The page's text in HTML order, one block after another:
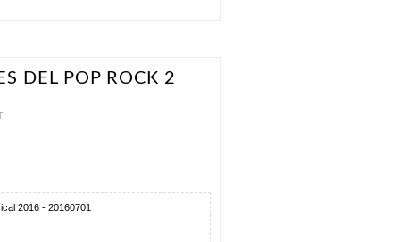
DEL POP ROCK 2